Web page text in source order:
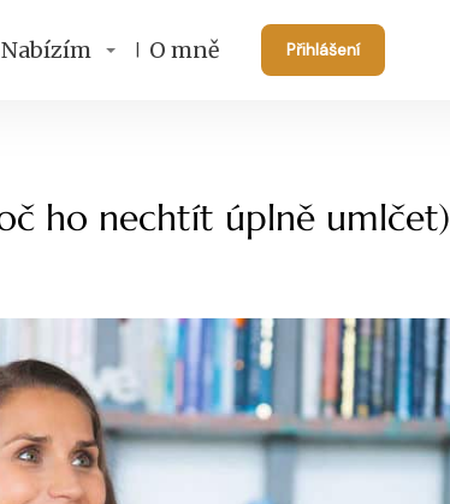
Nabízím O mně Přihlášení
ho nechtít úplně umlčet)